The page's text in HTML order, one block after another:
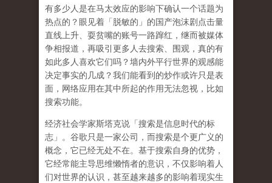
有多少人是在马太效应的影响下确认一个话题为
热点的？眼见着「脱敏的」的国产泡沫剧点击量
直线上升、耍贫嘴的账号一路蹿红，继而被媒体
争相报道，再吸引更多人去搜索、围观，真的有
如此多人喜欢它们吗？墙内外平行世界的观感能
决定事实的几成？我们能看到的炒作或许只是表
面，网络应用在其中所起的作用无法忽视，比如
搜索功能。
经济社会学家斯塔克说「搜索是信息时代的标
志」。谷歌只是一家公司，而搜索是个更广义的
概念，它已经无处不在。基于搜索自身的优势，
它经常能主导思维懒惰者的意识，不仅影响着人
们对世界的认识， 甚至越来越多的影响着现实生